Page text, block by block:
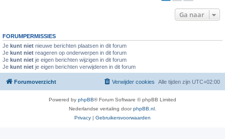
Ga naar
FORUMPERMISSIES
Je kunt niet nieuwe berichten plaatsen in dit forum
Je kunt niet reageren op onderwerpen in dit forum
Je kunt niet je eigen berichten wijzigen in dit forum
Je kunt niet je eigen berichten verwijderen in dit forum
Forumoverzicht Alle tijden zijn UTC+02:00
Verwijder cookies
Powered by phpBB® Forum Software © phpBB Limited
Nederlandse vertaling doorphpBB.nl.
Privacy | Gebruikersvoorwaarden